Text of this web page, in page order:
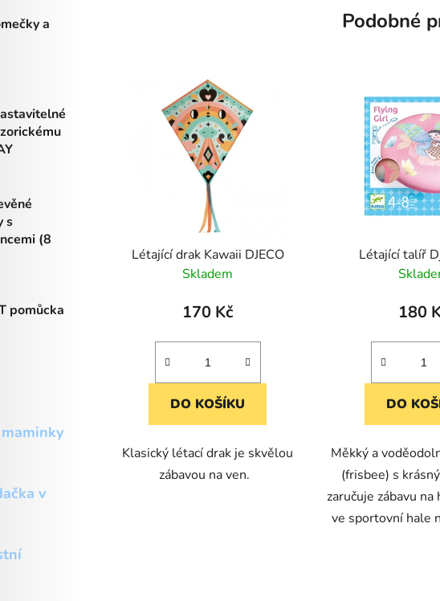
a
s
(8
pomůcka
v
Podobné
Létající drak Kawaii DJECO
Skladem
170 Kč
DO KOŠÍKU
Klasický létací drak je skvělou
zábavou na ven.
Létající talíř
180
DO
Měkký a
(frisbee) s
zaručuje zábavu na
ve sportovní hale